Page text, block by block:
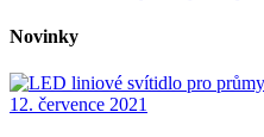
Novinky
12. července 2021